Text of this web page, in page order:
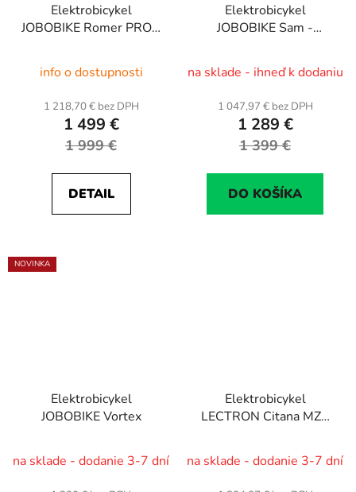
Elektrobicykel
JOBOBIKE Romer PRO -
info o dostupnosti
1 218,70 € bez DPH
1 499 €
1 999 €
DETAIL
Elektrobicykel
JOBOBIKE Sam -
na sklade - ihneď k dodaniu
1 047,97 € bez DPH
1 289 €
1 399 €
DO KOŠÍKA
NOVINKA
Elektrobicykel
JOBOBIKE Vortex
na sklade - dodanie 3-7 dní
Elektrobicykel
LECTRON Citana MZX
(630 Wh)
na sklade - dodanie 3-7 dní